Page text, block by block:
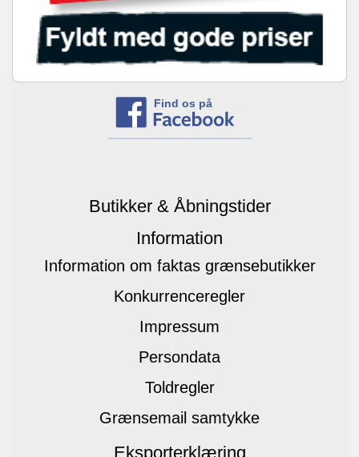
Find os på
Butikker & Åbningstider
Information
Information om faktas grænsebutikker
Konkurrenceregler
Impressum
Persondata
Toldregler
Grænsemail samtykke
Eksporterklæring